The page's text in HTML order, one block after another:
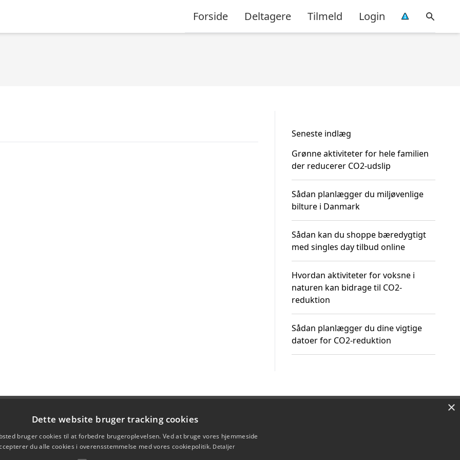
Forside Deltagere Tilmeld Login
Seneste indlæg
Grønne aktiviteter for hele familien
der reducerer CO2-udslip
Sådan planlægger du miljøvenlige
bilture i Danmark
Sådan kan du shoppe bæredygtigt
med singles day tilbud online
Hvordan aktiviteter for voksne i
naturen kan bidrage til CO2-
reduktion
Sådan planlægger du dine vigtige
datoer for CO2-reduktion
×
Dette website bruger tracking cookies
bruger cookies til at forbedre brugeroplevelsen. Ved at bruge vores hjemmeside
du alle cookies i overensstemmelse med vores cookiepolitik. Detaljer